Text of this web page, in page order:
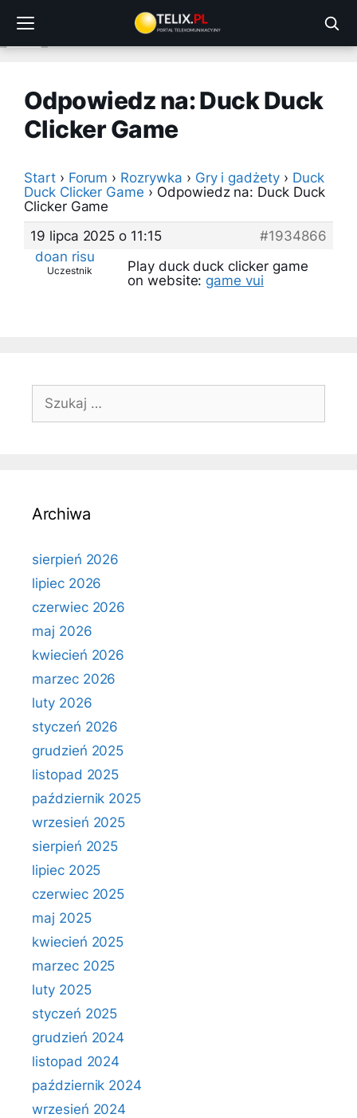
treści
Odpowiedz na: Duck Duck
Clicker Game
Start › Forum › Rozrywka › Gry i gadżety › Duck
Duck Clicker Game › Odpowiedz na: Duck Duck
Clicker Game
19 lipca 2025 o 11:15
#1934866
doan risu
Uczestnik
Play duck duck clicker game
on website: game vui
Szukaj:
Archiwa
sierpień 2026
lipiec 2026
czerwiec 2026
maj 2026
kwiecień 2026
marzec 2026
luty 2026
styczeń 2026
grudzień 2025
listopad 2025
październik 2025
wrzesień 2025
sierpień 2025
lipiec 2025
czerwiec 2025
maj 2025
kwiecień 2025
marzec 2025
luty 2025
styczeń 2025
grudzień 2024
listopad 2024
październik 2024
wrzesień 2024